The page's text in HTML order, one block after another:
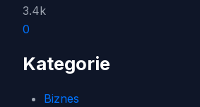
3.4k
0
Kategorie
Biznes